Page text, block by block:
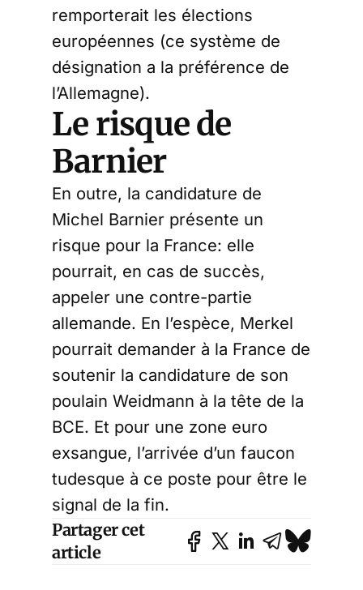
remporterait les élections
européennes (ce système de
désignation a la préférence de
l’Allemagne).
Le risque de
Barnier
En outre, la candidature de
Michel Barnier présente un
risque pour la France: elle
pourrait, en cas de succès,
appeler une contre-partie
allemande. En l’espèce, Merkel
pourrait demander à la France de
soutenir la candidature de son
poulain Weidmann à la tête de la
BCE. Et pour une zone euro
exsangue, l’arrivée d’un faucon
tudesque à ce poste pour être le
signal de la fin.
Partager cet
article